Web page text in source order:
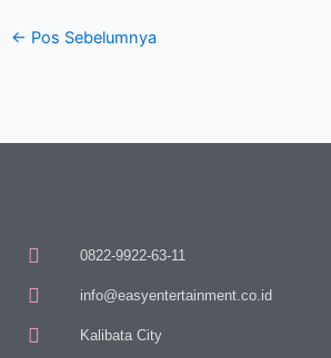
← Pos Sebelumnya
0822-9922-63-11
info@easyentertainment.co.id
Kalibata City